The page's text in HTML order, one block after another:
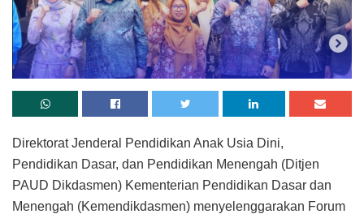
Direktorat Jenderal Pendidikan Anak Usia Dini,
Pendidikan Dasar, dan Pendidikan Menengah (Ditjen
PAUD Dikdasmen) Kementerian Pendidikan Dasar dan
Menengah (Kemendikdasmen) menyelenggarakan Forum